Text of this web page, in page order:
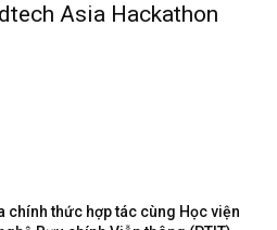
Asia Hackathon
chính thức hợp tác cùng Học viện